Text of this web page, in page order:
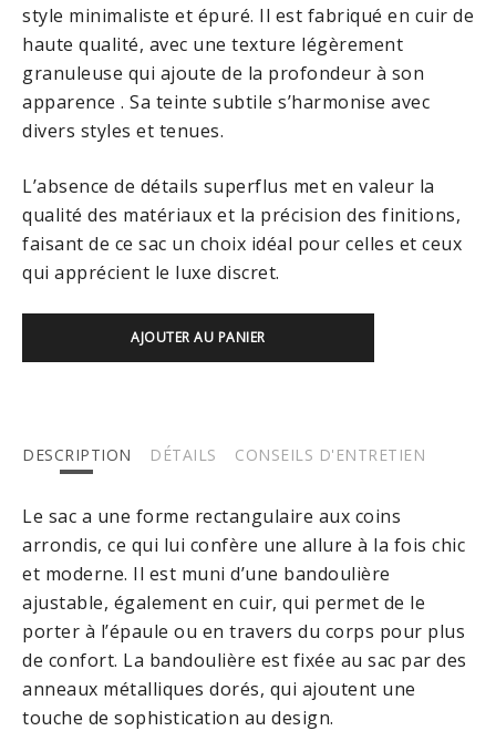
style minimaliste et épuré. Il est fabriqué en cuir de
haute qualité, avec une texture légèrement
granuleuse qui ajoute de la profondeur à son
apparence . Sa teinte subtile s’harmonise avec
divers styles et tenues.
L’absence de détails superflus met en valeur la
qualité des matériaux et la précision des finitions,
faisant de ce sac un choix idéal pour celles et ceux
qui apprécient le luxe discret.
AJOUTER AU PANIER
DESCRIPTION DÉTAILS CONSEILS D'ENTRETIEN
Le sac a une forme rectangulaire aux coins
arrondis, ce qui lui confère une allure à la fois chic
et moderne. Il est muni d’une bandoulière
ajustable, également en cuir, qui permet de le
porter à l’épaule ou en travers du corps pour plus
de confort. La bandoulière est fixée au sac par des
anneaux métalliques dorés, qui ajoutent une
touche de sophistication au design.